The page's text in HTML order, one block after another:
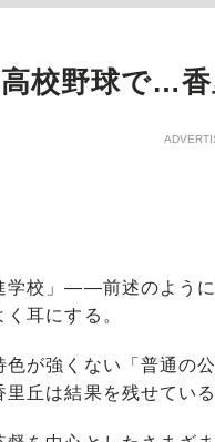
校野球で…
学校」――前述のよう
耳にする。
が強くない「普通の
丘は結果を残せている